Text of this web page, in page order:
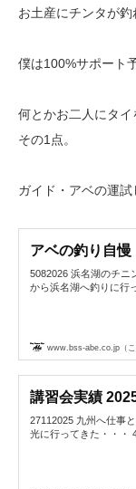
お土産にチンタが釣
僕は100%サポート
何とかお二人にタ
その1点。
ガイド・アベの運試
アベの釣り自慢
5082026 浜名湖のチニ
から浜名湖へ釣りに行
www.bss-abe.co.jp（こ
講習会実績
27112025 九州へ仕事
光に行ってきた・・・